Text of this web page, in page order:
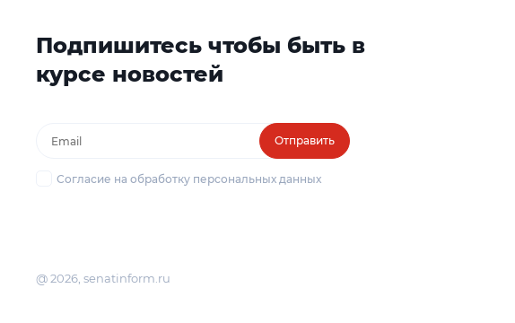
Подпишитесь чтобы быть в
курсе новостей
Отправить
Согласие на обработку персональных данных
@ 2026, senatinform.ru